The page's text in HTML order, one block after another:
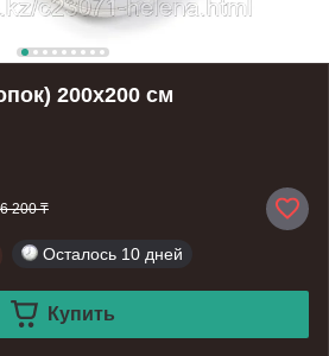
200х200 см
200 ₸
Осталось 10 дней
Купить